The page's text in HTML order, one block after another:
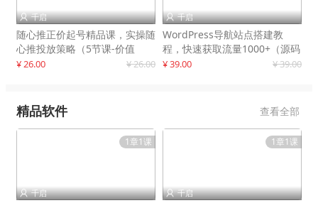
 千启
随心推正价起号精品课，实操随
心推投放策略（5节课-价值
298）
¥ 26.00 ¥ 26.00
 千启
WordPress导航站点搭建教
程，快速获取流量1000+（源码
+教程）
¥ 39.00 ¥ 39.00
精品软件 查看全部
1章1课
 千启
1章1课
 千启